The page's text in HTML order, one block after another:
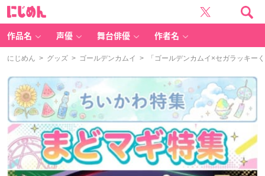
作品名 声優 舞台俳優 作者名
にじめん > グッズ > ゴールデンカムイ > 「ゴールデンカムイ×セガラッキー